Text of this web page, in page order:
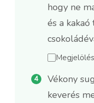
hogy ne
és a
Vékony
keverés